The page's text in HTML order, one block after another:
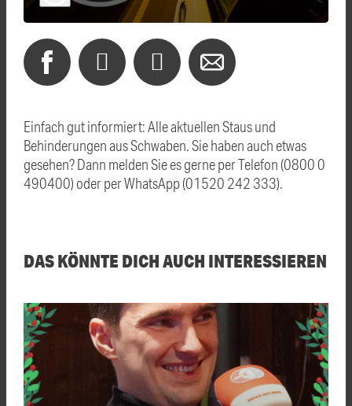
Einfach gut informiert: Alle aktuellen Staus und
Behinderungen aus Schwaben. Sie haben auch etwas
gesehen? Dann melden Sie es gerne per Telefon (0800 0
490400) oder per WhatsApp (01520 242 333).
DAS KÖNNTE DICH AUCH INTERESSIEREN